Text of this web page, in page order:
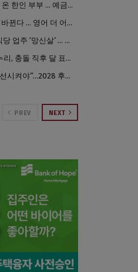
’10억 빚’ 안갚고 미국 온 한인 부부 … 예금보험공사, 미국서 소송
[이민]시민권 시험 확 바뀐다 … 영어 더 어렵게, 민간시험 도입 추진
[단독] OC 유명 한인식당 업주 ‘망신살’ … 육류대금 안 갚자 식당서 공개추심
팰컨9 달에 ‘쾅’ … 다누리, 충돌 직후 달 표면 촬영 유일 탐사선
트럼프 “결국 밴스 당선시켜야”…2028 후계 구도 힘 싣나
PREV NEXT